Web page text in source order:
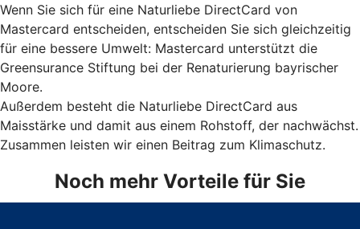
Wenn Sie sich für eine Naturliebe DirectCard von
Mastercard entscheiden, entscheiden Sie sich gleichzeitig
für eine bessere Umwelt: Mastercard unterstützt die
Greensurance Stiftung bei der Renaturierung bayrischer
Moore.
Außerdem besteht die Naturliebe DirectCard aus
Maisstärke und damit aus einem Rohstoff, der nachwächst.
Zusammen leisten wir einen Beitrag zum Klimaschutz.
Noch mehr Vorteile für Sie